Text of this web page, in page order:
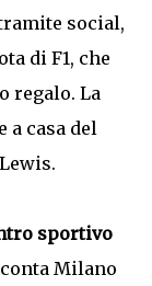
social,
di F1, che
regalo. La
a casa del
sportivo
Milano